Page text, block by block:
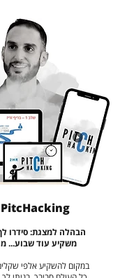
PitcHacking
הבהלה למצגת: סידרו
משקיע עוד שבוע...
במקום להשקיע אלפי